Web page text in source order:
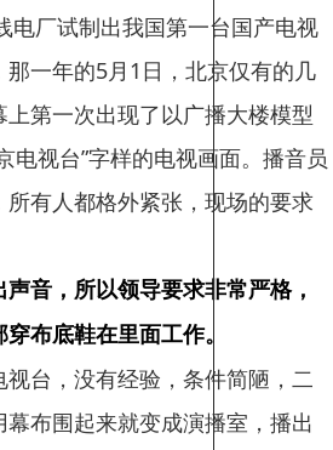
电厂试制出我国第一台国产电视
一年的5月1日，北京仅有的几
第一次出现了以广播大楼模型
电视台”字样的电视画面。播音员
有人都格外紧张，现场的要求
音，所以领导要求非常严格，
布底鞋在里面工作。
台，没有经验，条件简陋，二
布围起来就变成演播室，播出